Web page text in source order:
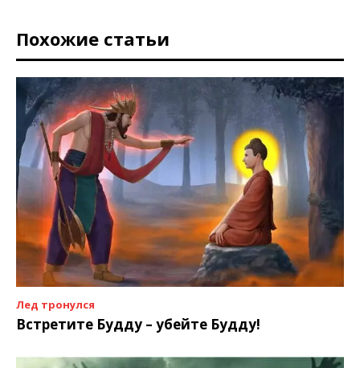
Похожие статьи
Лед тронулся
Встретите Будду – убейте Будду!